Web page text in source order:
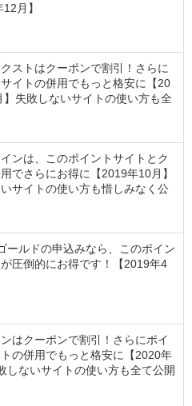
12月】
ストはクーポンで割引！さらに
イトの併用でもっと格安に【20
】失敗しないサイトの使い方も全
インは、このポイントサイトとク
でさらにお得に【2019年10月】
サイトの使い方も惜しみなく公
ールドの申込みなら、このポイン
が圧倒的にお得です！【2019年4
はクーポンで割引！さらにポイ
の併用でもっと格安に【2020年
しないサイトの使い方も全て公開